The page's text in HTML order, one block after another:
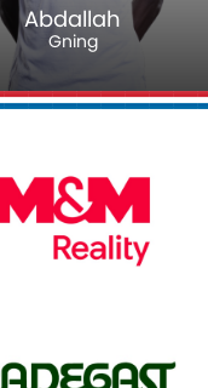
Abdallah
Gning